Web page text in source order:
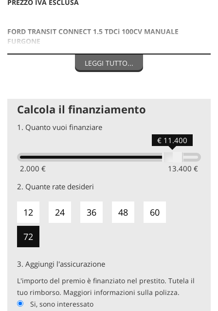
PREZZO IVA ESCLUSA
FORD TRANSIT CONNECT 1.5 TDCi 100CV MANUALE
FURGONE
AUTOCARRO IN PRONTA CONSEGNA
Targa, chilometri, accessori principali, cambio e stato della
informazioni potremo effettuare una valutazione più
AUTO MOTO CRIPPA DI CRIPPA GABRIELE
Via IV Novembre, 113, 23891 Barzanò LC
Contattaci tramite WhatsApp: +39 3485705308
controllate dal nostro team di esperti, prima ancora di
così come il chilometraggio. Tutte le autovetture sono
coperte da garanzia come stabilito per legge.
LEGGI TUTTO...
Calcola il finanziamento
1. Quanto vuoi finanziare
2.000 € 13.400 €
€ 11.400
2. Quante rate desideri
12 24 36 48 60
72
3. Aggiungi l'assicurazione
L'importo del premio è finanziato nel prestito. Tutela il
tuo rimborso. Maggiori informazioni sulla polizza.
Si, sono interessato